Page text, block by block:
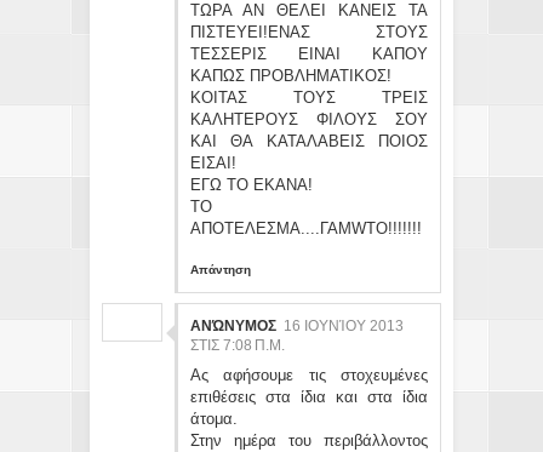
ΤΩΡΑ ΑΝ ΘΕΛΕΙ ΚΑΝΕΙΣ ΤΑ
ΠΙΣΤΕΥΕΙ!ΕΝΑΣ ΣΤΟΥΣ
ΤΕΣΣΕΡΙΣ ΕΙΝΑΙ ΚΑΠΟΥ
ΚΑΠΩΣ ΠΡΟΒΛΗΜΑΤΙΚΟΣ!
ΚΟΙΤΑΣ ΤΟΥΣ ΤΡΕΙΣ
ΚΑΛΗΤΕΡΟΥΣ ΦΙΛΟΥΣ ΣΟΥ
ΚΑΙ ΘΑ ΚΑΤΑΛΑΒΕΙΣ ΠΟΙΟΣ
ΕΙΣΑΙ!
ΕΓΩ ΤΟ ΕΚΑΝΑ!
ΤΟ
ΑΠΟΤΕΛΕΣΜΑ....ΓΑΜWΤΟ!!!!!!!
Απάντηση
ΑΝΏΝΥΜΟΣ 16 ΙΟΥΝΊΟΥ 2013
ΣΤΙΣ 7:08 Π.Μ.
Ας αφήσουμε τις στοχευμένες
επιθέσεις στα ίδια και στα ίδια
άτομα.
Στην ημέρα του περιβάλλοντος